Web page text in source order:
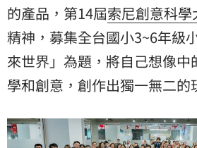
的產品，第14屆索尼創意科學
精神，募集全台國小3~6年級
來世界」為題，將自己想像
學和創意，創作出獨一無二的